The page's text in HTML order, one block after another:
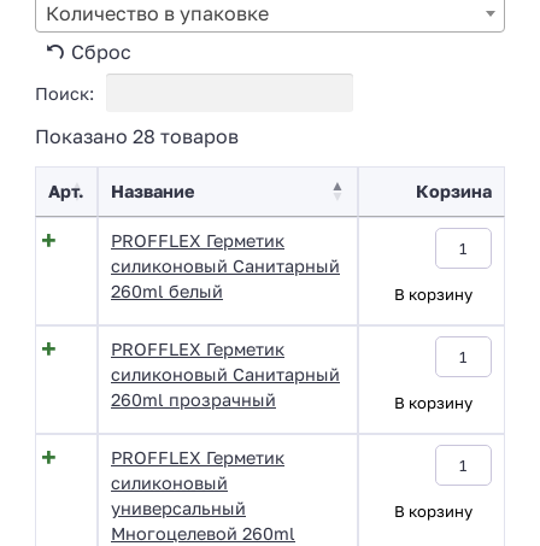
Количество в упаковке
Сброс
Поиск:
Показано 28 товаров
Арт. Название Корзина
PROFFLEX Герметик
силиконовый Санитарный
260ml белый
В корзину
PROFFLEX Герметик
силиконовый Санитарный
260ml прозрачный
В корзину
PROFFLEX Герметик
силиконовый
универсальный
Многоцелевой 260ml
В корзину